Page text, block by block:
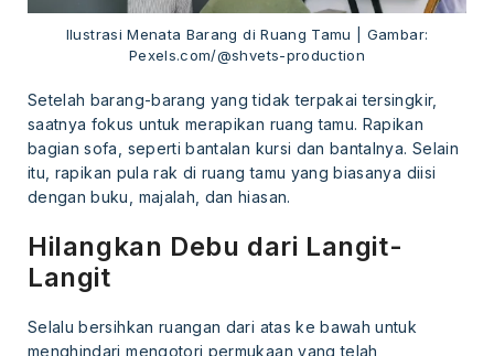
Ilustrasi Menata Barang di Ruang Tamu | Gambar:
Pexels.com/@shvets-production
Setelah barang-barang yang tidak terpakai tersingkir,
saatnya fokus untuk merapikan ruang tamu. Rapikan
bagian sofa, seperti bantalan kursi dan bantalnya. Selain
itu, rapikan pula rak di ruang tamu yang biasanya diisi
dengan buku, majalah, dan hiasan.
Hilangkan Debu dari Langit-
Langit
Selalu bersihkan ruangan dari atas ke bawah untuk
menghindari mengotori permukaan yang telah